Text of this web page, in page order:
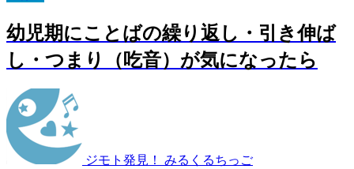
幼児期にことばの繰り返し・引き伸ば
し・つまり（吃音）が気になったら
ジモト発見！ みるくるちっご